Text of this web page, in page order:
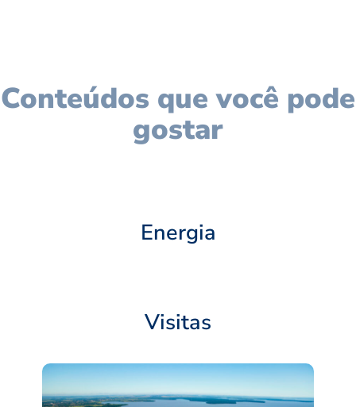
Conteúdos que você pode
gostar
Energia
Visitas